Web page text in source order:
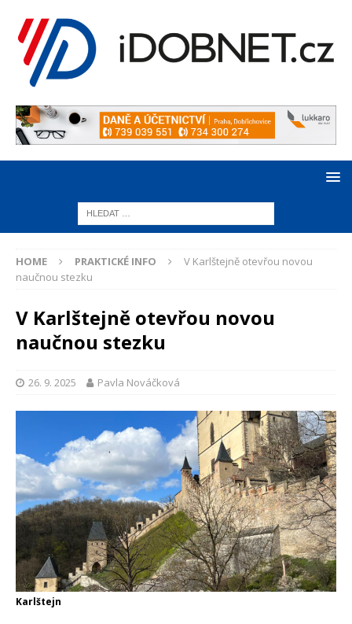
HOME PRAKTICKÉ INFO
V Karlštejně otevřou novou
naučnou stezku
V Karlštejně otevřou novou
naučnou stezku
26. 9. 2025 Pavla Nováčková
Karlštejn